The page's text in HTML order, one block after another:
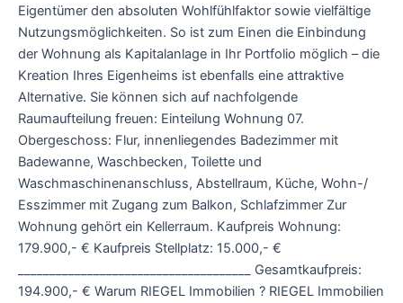
Eigentümer den absoluten Wohlfühlfaktor sowie vielfältige
Nutzungsmöglichkeiten. So ist zum Einen die Einbindung
der Wohnung als Kapitalanlage in Ihr Portfolio möglich – die
Kreation Ihres Eigenheims ist ebenfalls eine attraktive
Alternative. Sie können sich auf nachfolgende
Raumaufteilung freuen: Einteilung Wohnung 07.
Obergeschoss: Flur, innenliegendes Badezimmer mit
Badewanne, Waschbecken, Toilette und
Waschmaschinenanschluss, Abstellraum, Küche, Wohn-/
Esszimmer mit Zugang zum Balkon, Schlafzimmer Zur
Wohnung gehört ein Kellerraum. Kaufpreis Wohnung:
179.900,- € Kaufpreis Stellplatz: 15.000,- €
_____________________________________ Gesamtkaufpreis:
194.900,- € Warum RIEGEL Immobilien ? RIEGEL Immobilien